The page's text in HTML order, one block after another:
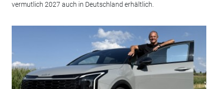
vermutlich 2027 auch in Deutschland erhältlich.